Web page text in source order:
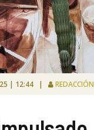
| 12:44 | REDACCIÓN